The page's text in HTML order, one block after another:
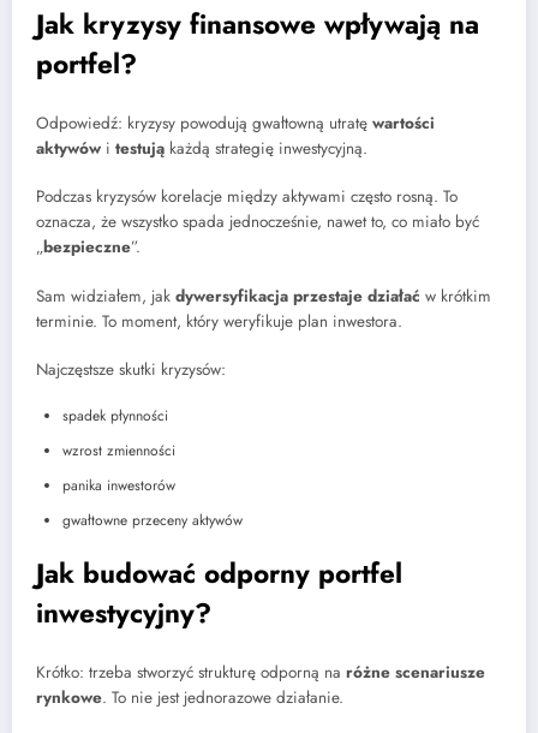
Jak kryzysy finansowe wpływają na
portfel?
Odpowiedź: kryzysy powodują gwałtowną utratę wartości
aktywów i testują każdą strategię inwestycyjną.
Podczas kryzysów korelacje między aktywami często rosną. To
oznacza, że wszystko spada jednocześnie, nawet to, co miało być
„bezpieczne”.
Sam widziałem, jak dywersyfikacja przestaje działać w krótkim
terminie. To moment, który weryfikuje plan inwestora.
Najczęstsze skutki kryzysów:
spadek płynności
wzrost zmienności
panika inwestorów
gwałtowne przeceny aktywów
Jak budować odporny portfel
inwestycyjny?
Krótko: trzeba stworzyć strukturę odporną na różne scenariusze
rynkowe. To nie jest jednorazowe działanie.